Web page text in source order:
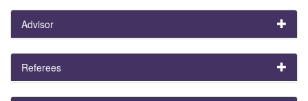
Advisor
Referees